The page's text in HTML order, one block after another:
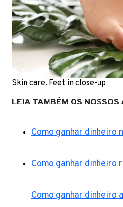
Skin care. Feet in close-up
LEIA TAMBÉM OS NOSSOS
Como ganhar dinheiro
Como ganhar dinheiro
Como ganhar dinheiro